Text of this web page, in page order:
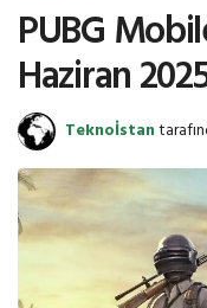
PUBG
Haziran
Teknoİstan